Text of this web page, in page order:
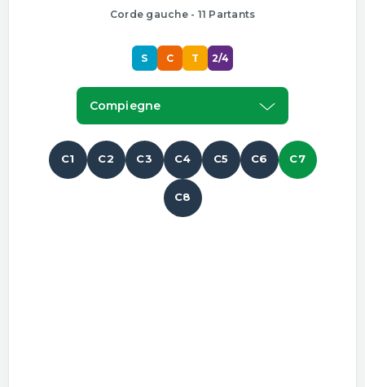
Corde gauche - 11 Partants
S C T 2/4
Compiegne
C1 C2 C3 C4 C5 C6 C7
C8